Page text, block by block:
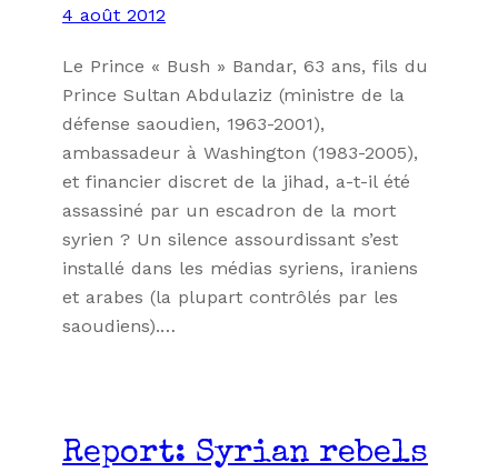
4 août 2012
Le Prince « Bush » Bandar, 63 ans, fils du
Prince Sultan Abdulaziz (ministre de la
défense saoudien, 1963-2001),
ambassadeur à Washington (1983-2005),
et financier discret de la jihad, a-t-il été
assassiné par un escadron de la mort
syrien ? Un silence assourdissant s’est
installé dans les médias syriens, iraniens
et arabes (la plupart contrôlés par les
saoudiens).…
Report: Syrian rebels